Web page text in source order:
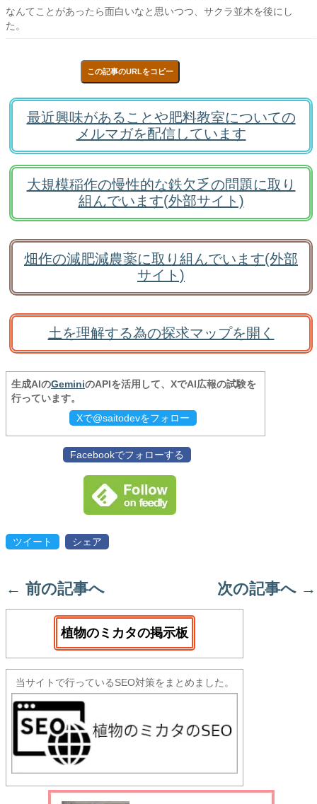
なんてことがあったら面白いなと思いつつ、サクラ並木を後にし
た。
この記事のURLをコピー
最近興味があることや肥料教室についての
メルマガを配信しています
大規模稲作の慢性的な鉄欠乏の問題に取り
組んでいます(外部サイト)
畑作の減肥減農薬に取り組んでいます(外部
サイト)
土を理解する為の探求マップを開く
生成AIのGeminiのAPIを活用して、XでAI広報の試験を
行っています。
Xで@saitodevをフォロー
Facebookでフォローする
ツイート シェア
← 前の記事へ 次の記事へ →
植物のミカタの掲示板
当サイトで行っているSEO対策をまとめました。